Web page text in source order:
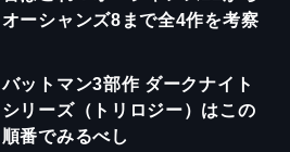
オーシャンズ8まで全4作を考察
バットマン3部作 ダークナイト
シリーズ（トリロジー）はこの
順番でみるべし